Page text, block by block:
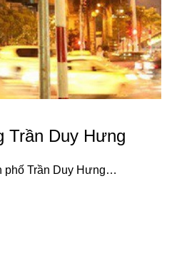
Trần Duy Hưng
phố Trần Duy Hưng…